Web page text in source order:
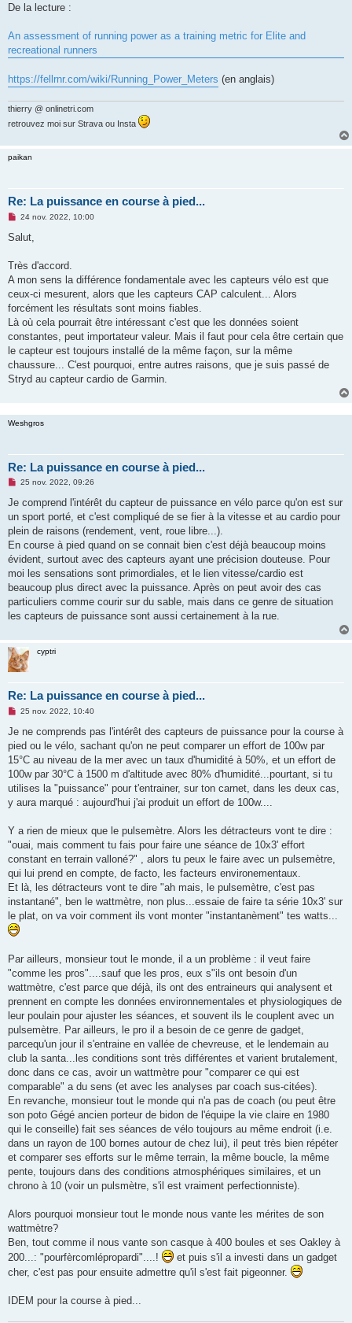
De la lecture :
An assessment of running power as a training metric for Elite and
recreational runners
https://fellrnr.com/wiki/Running_Power_Meters (en anglais)
thierry @ onlinetri.com
retrouvez moi sur Strava ou Insta
paikan
Re: La puissance en course à pied...
M
s
g
n
o
l
u
24 nov. 2022, 10:00
Salut,
Très d'accord.
A mon sens la différence fondamentale avec les capteurs vélo est que
ceux-ci mesurent, alors que les capteurs CAP calculent... Alors
forcément les résultats sont moins fiables.
Là où cela pourrait être intéressant c'est que les données soient
constantes, peut importateur valeur. Mais il faut pour cela être certain que
le capteur est toujours installé de la même façon, sur la même
chaussure... C'est pourquoi, entre autres raisons, que je suis passé de
Stryd au capteur cardio de Garmin.
Weshgros
Re: La puissance en course à pied...
M
s
a
g
n
o
l
u
25 nov. 2022, 09:26
Je comprend l'intérêt du capteur de puissance en vélo parce qu'on est sur
un sport porté, et c'est compliqué de se fier à la vitesse et au cardio pour
plein de raisons (rendement, vent, roue libre...).
En course à pied quand on se connait bien c'est déjà beaucoup moins
évident, surtout avec des capteurs ayant une précision douteuse. Pour
moi les sensations sont primordiales, et le lien vitesse/cardio est
beaucoup plus direct avec la puissance. Après on peut avoir des cas
particuliers comme courir sur du sable, mais dans ce genre de situation
les capteurs de puissance sont aussi certainement à la rue.
cyptri
Re: La puissance en course à pied...
M
s
a
g
n
o
l
25 nov. 2022, 10:40
Je ne comprends pas l'intérêt des capteurs de puissance pour la course à
pied ou le vélo, sachant qu'on ne peut comparer un effort de 100w par
15°C au niveau de la mer avec un taux d'humidité à 50%, et un effort de
100w par 30°C à 1500 m d'altitude avec 80% d'humidité...pourtant, si tu
utilises la "puissance" pour t'entrainer, sur ton carnet, dans les deux cas,
y aura marqué : aujourd'hui j'ai produit un effort de 100w....
Y a rien de mieux que le pulsemètre. Alors les détracteurs vont te dire :
"ouai, mais comment tu fais pour faire une séance de 10x3' effort
constant en terrain valloné?" , alors tu peux le faire avec un pulsemètre,
qui lui prend en compte, de facto, les facteurs environementaux.
Et là, les détracteurs vont te dire "ah mais, le pulsemètre, c'est pas
instantané", ben le wattmètre, non plus...essaie de faire ta série 10x3' sur
le plat, on va voir comment ils vont monter "instantanèment" tes watts...
Par ailleurs, monsieur tout le monde, il a un problème : il veut faire
"comme les pros"....sauf que les pros, eux s"ils ont besoin d'un
wattmètre, c'est parce que déjà, ils ont des entraineurs qui analysent et
prennent en compte les données environnementales et physiologiques de
leur poulain pour ajuster les séances, et souvent ils le couplent avec un
pulsemètre. Par ailleurs, le pro il a besoin de ce genre de gadget,
parcequ'un jour il s'entraine en vallée de chevreuse, et le lendemain au
club la santa...les conditions sont très différentes et varient brutalement,
donc dans ce cas, avoir un wattmètre pour "comparer ce qui est
comparable" a du sens (et avec les analyses par coach sus-citées).
En revanche, monsieur tout le monde qui n'a pas de coach (ou peut être
son poto Gégé ancien porteur de bidon de l'équipe la vie claire en 1980
qui le conseille) fait ses séances de vélo toujours au même endroit (i.e.
dans un rayon de 100 bornes autour de chez lui), il peut très bien répéter
et comparer ses efforts sur le même terrain, la même boucle, la même
pente, toujours dans des conditions atmosphériques similaires, et un
chrono à 10 (voir un pulsmètre, s'il est vraiment perfectionniste).
Alors pourquoi monsieur tout le monde nous vante les mérites de son
wattmètre?
Ben, tout comme il nous vante son casque à 400 boules et ses Oakley à
200...: "pourfèrcomlépropardi"....!
et puis s'il a investi dans un gadget
cher, c'est pas pour ensuite admettre qu'il s'est fait pigeonner.
IDEM pour la course à pied...